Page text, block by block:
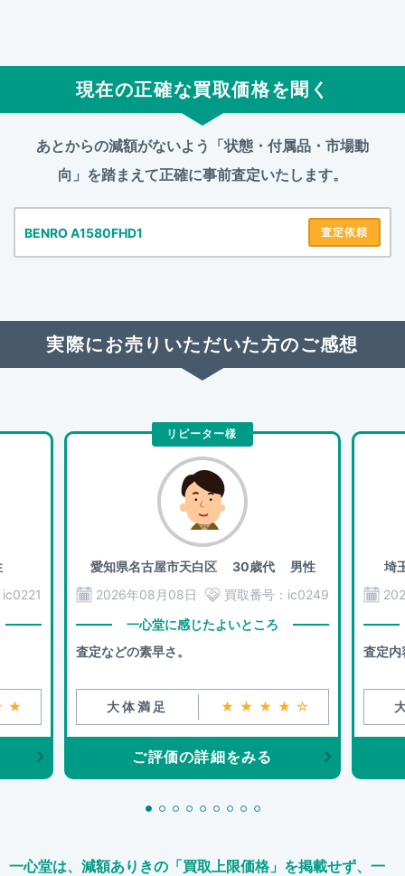
現在の正確な買取価格を聞く
あとからの減額がないよう「状態・付属品・市場動
向」を踏まえて正確に事前査定いたします。
BENRO A1580FHD1 査定依頼
実際にお売りいただいた方のご感想
ic0221
リピーター様
愛知県名古屋市天白区30歳代 男性
2026年08月08日
買取番号： ic0249
一心堂に感じたよいところ
査定などの素早さ。
大体満足 ★★★★☆
ご評価の詳細をみる
埼
査定内
一心堂は、減額ありきの「買取上限価格」を掲載せず、 一